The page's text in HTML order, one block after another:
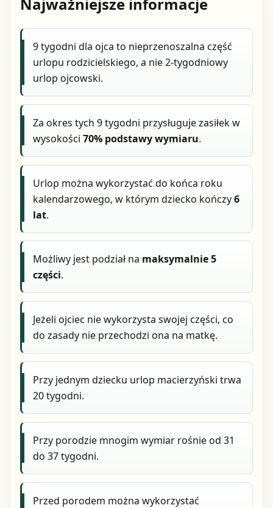
Najważniejsze informacje
9 tygodni dla ojca to nieprzenoszalna część
urlopu rodzicielskiego, a nie 2-tygodniowy
urlop ojcowski.
Za okres tych 9 tygodni przysługuje zasiłek w
wysokości70% podstawy wymiaru.
Urlop można wykorzystać do końca roku
kalendarzowego, w którym dziecko kończy6
lat.
Możliwy jest podział na maksymalnie 5
części.
Jeżeli ojciec nie wykorzysta swojej części, co
do zasady nie przechodzi ona na matkę.
Przy jednym dziecku urlop macierzyński trwa
20 tygodni.
Przy porodzie mnogim wymiar rośnie od 31
do 37 tygodni.
Przed porodem można wykorzystać